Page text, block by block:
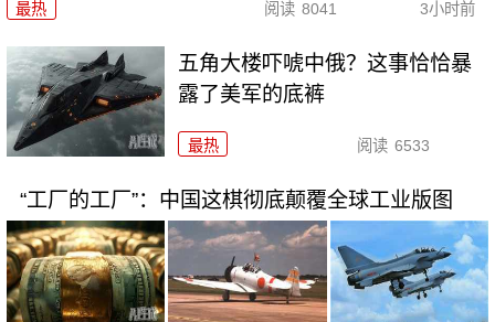
最热 阅读 8041 3小时前
五角大楼吓唬中俄？这事恰恰暴
露了美军的底裤
最热 阅读 6533
“工厂的工厂”：中国这棋彻底颠覆全球工业版图